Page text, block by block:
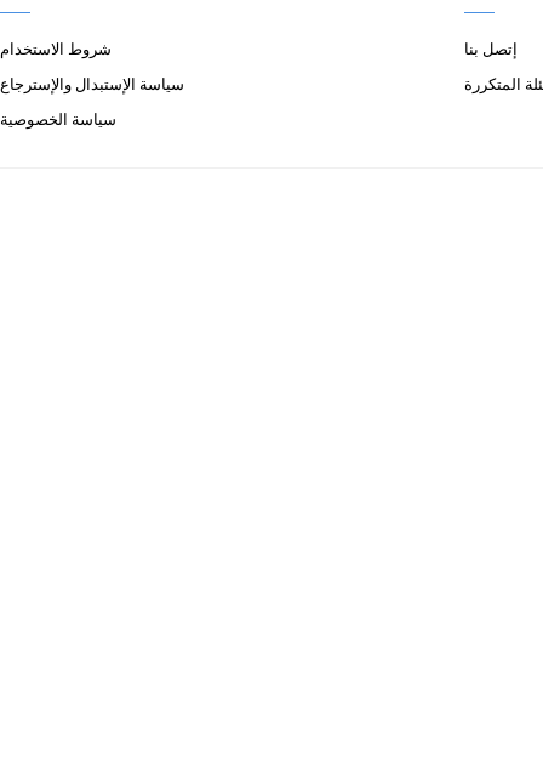
شروط الاستخدام
سياسة الإستبدال والإسترجاع
سياسة الخصوصية
إتصل بنا
المتكررة